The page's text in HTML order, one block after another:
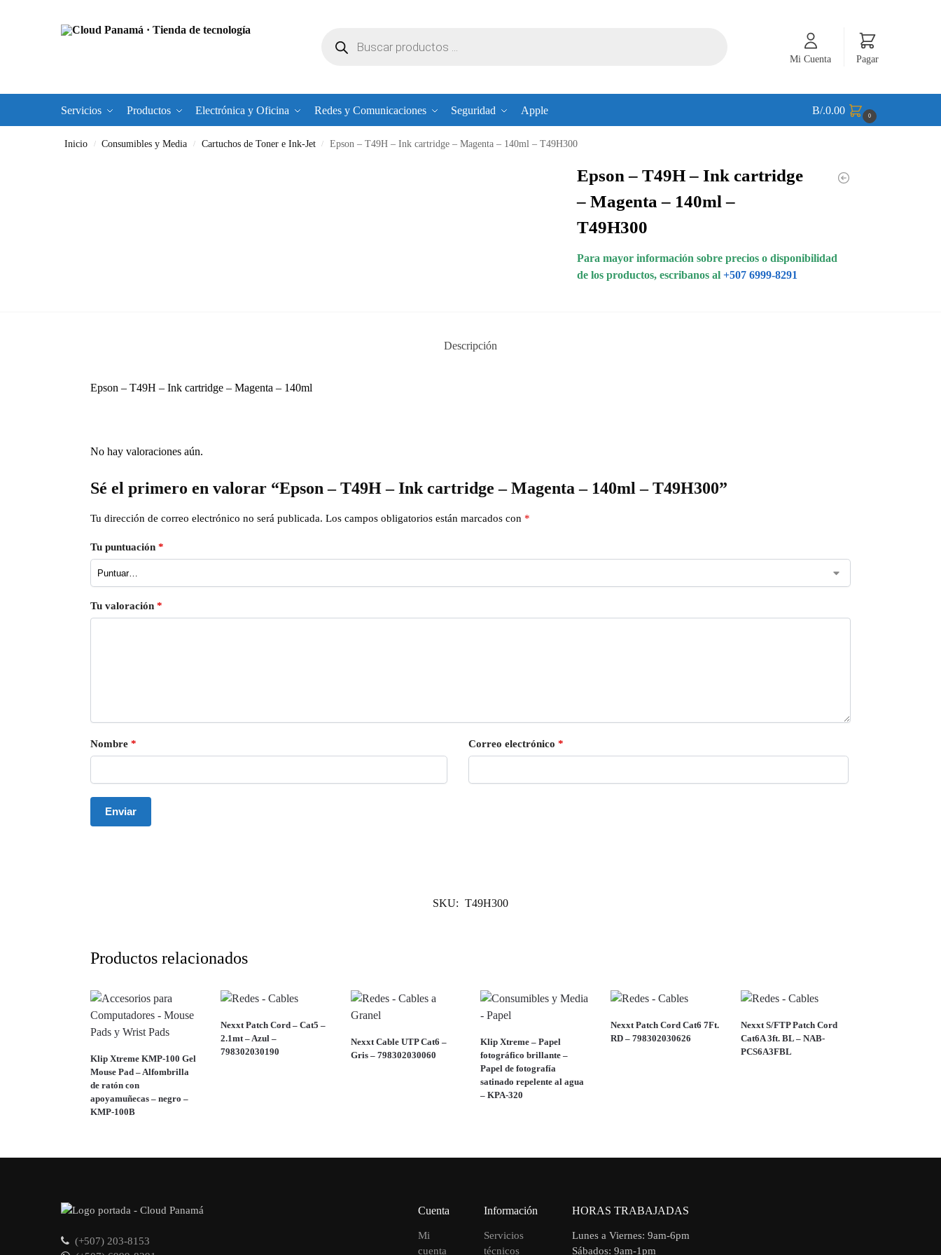
Mi Cuenta Pagar
Servicios Productos Electrónica y Oficina Redes y Comunicaciones Seguridad Apple B/.0.00 0
Inicio / Consumibles y Media / Cartuchos de Toner e Ink-Jet / Epson – T49H – Ink cartridge – Magenta – 140ml – T49H300
Epson – T49H – Ink cartridge
– Magenta – 140ml –
T49H300
Para mayor información sobre precios o disponibilidad
de los productos, escribanos al +507 6999-8291
Descripción
Epson – T49H – Ink cartridge – Magenta – 140ml
No hay valoraciones aún.
Sé el primero en valorar “Epson – T49H – Ink cartridge – Magenta – 140ml – T49H300”
Tu dirección de correo electrónico no será publicada. Los campos obligatorios están marcados con *
Tu puntuación *
Tu valoración *
Nombre * Correo electrónico *
SKU: T49H300
Productos relacionados
Klip Xtreme KMP-100 Gel
Mouse Pad – Alfombrilla
de ratón con
apoyamuñecas – negro –
KMP-100B
Nexxt Patch Cord – Cat5 –
2.1mt – Azul –
798302030190
Nexxt Cable UTP Cat6 –
Gris – 798302030060
Klip Xtreme – Papel
fotográfico brillante –
Papel de fotografía
satinado repelente al agua
– KPA-320
Nexxt Patch Cord Cat6 7Ft.
RD – 798302030626
Nexxt S/FTP Patch Cord
Cat6A 3ft. BL – NAB-
PCS6A3FBL
(+507) 203-8153
Cuenta
Mi
cuenta
Información
Servicios
técnicos
HORAS TRABAJADAS
Lunes a Viernes: 9am-6pm
Sábados: 9am-1pm